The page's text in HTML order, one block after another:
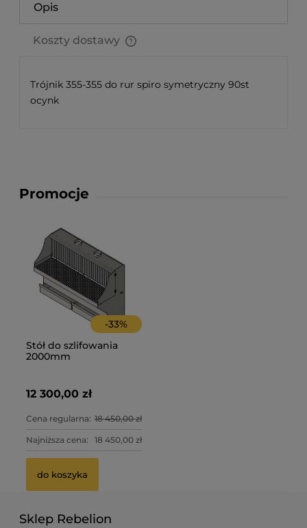
Opis
Koszty dostawy
Trójnik 355-355 do rur spiro symetryczny 90st
ocynk
Promocje
-33%
Stół do szlifowania
2000mm
12 300,00 zł
Cena regularna: 18 450,00 zł
Najniższa cena: 18 450,00 zł
do koszyka
Sklep Rebelion